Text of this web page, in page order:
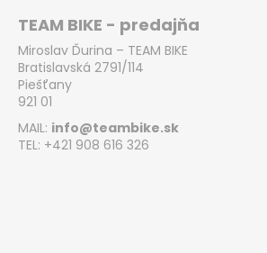
TEAM BIKE - predajňa
Miroslav Ďurina – TEAM BIKE
Bratislavská 2791/114
Piešťany
921 01
MAIL: info@teambike.sk
TEL: +421 908 616 326